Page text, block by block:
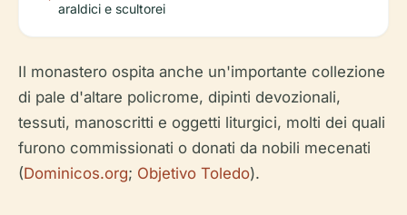
araldici e scultorei
Il monastero ospita anche un'importante collezione
di pale d'altare policrome, dipinti devozionali,
tessuti, manoscritti e oggetti liturgici, molti dei quali
furono commissionati o donati da nobili mecenati
(Dominicos.org; Objetivo Toledo).